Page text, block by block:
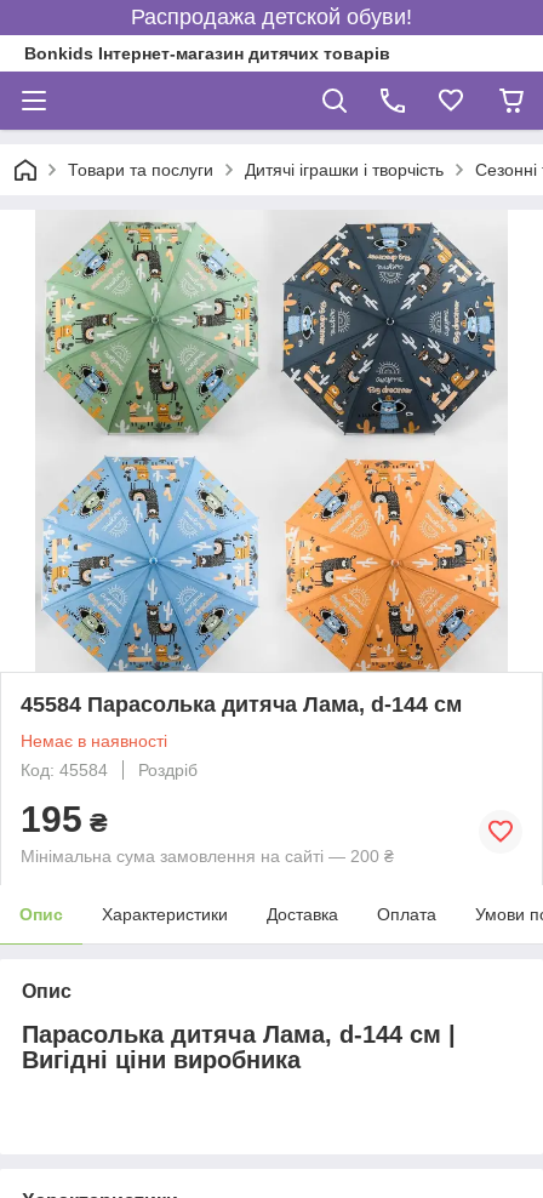
Распродажа детской обуви!
Bonkids Інтернет-магазин дитячих товарів
Товари та послуги Дитячі іграшки і творчість Сезонні
45584 Парасолька дитяча Лама, d-144 см
Немає в наявності
Код: 45584
Роздріб
195 ₴
Мінімальна сума замовлення на сайті — 200 ₴
Опис Характеристики Доставка Оплата Умови
Опис
Парасолька дитяча Лама, d-144 см |
Вигідні ціни виробника